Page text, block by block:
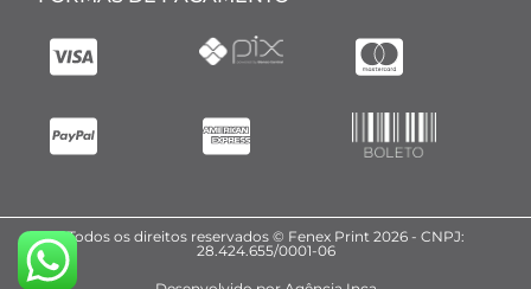
Todos os direitos reservados © Fenex Print 2026 - CNPJ:
28.424.655/0001-06